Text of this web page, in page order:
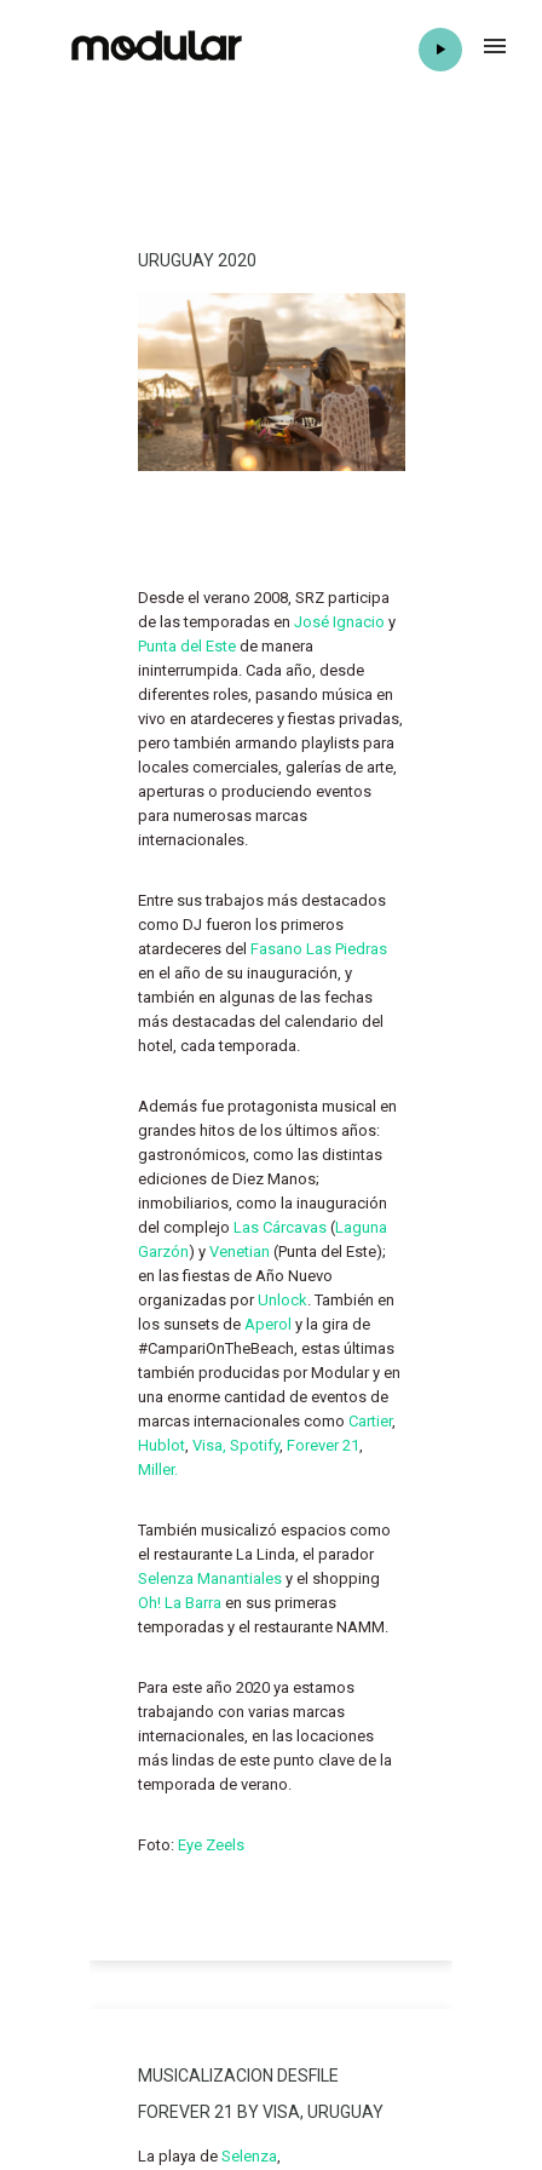
URUGUAY 2020
Desde el verano 2008, SRZ participa
de las temporadas en José Ignacio y
Punta del Este de manera
ininterrumpida. Cada año, desde
diferentes roles, pasando música en
vivo en atardeceres y fiestas privadas,
pero también armando playlists para
locales comerciales, galerías de arte,
aperturas o produciendo eventos
para numerosas marcas
internacionales.
Entre sus trabajos más destacados
como DJ fueron los primeros
atardeceres del Fasano Las Piedras
en el año de su inauguración, y
también en algunas de las fechas
más destacadas del calendario del
hotel, cada temporada.
Además fue protagonista musical en
grandes hitos de los últimos años:
gastronómicos, como las distintas
ediciones de Diez Manos;
inmobiliarios, como la inauguración
del complejo Las Cárcavas (Laguna
Garzón) y Venetian (Punta del Este);
en las fiestas de Año Nuevo
organizadas porUnlock. También en
los sunsets de Aperol y la gira de
#CampariOnTheBeach, estas últimas
también producidas por Modular y en
una enorme cantidad de eventos de
marcas internacionales como Cartier,
Hublot, Visa, Spotify, Forever 21,
Miller.
También musicalizó espacios como
el restaurante La Linda, el parador
Selenza Manantiales y el shopping
Oh! La Barra en sus primeras
temporadas y el restaurante NAMM.
Para este año 2020 ya estamos
trabajando con varias marcas
internacionales, en las locaciones
más lindas de este punto clave de la
temporada de verano.
Foto: Eye Zeels
MUSICALIZACION DESFILE
FOREVER 21 BY VISA, URUGUAY
La playa de Selenza,